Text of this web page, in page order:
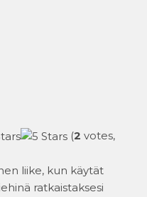
(2 votes,
liike, kun käytät
ratkaistaksesi